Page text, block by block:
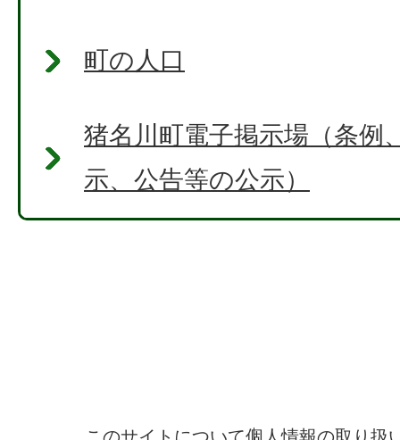
町の人口
猪名川町電子掲示場（条例
示、公告等の公示）